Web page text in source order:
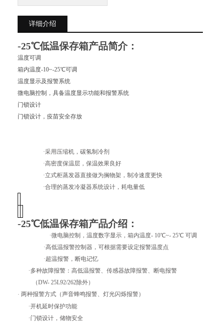
详细介绍
-25℃低温保存箱产品简介：
温度可调
箱内温度-10~-25℃可调
温度显示及报警系统
微电脑控制，具备温度显示功能和报警系统
门锁设计
门锁设计，疫苗安全存放
·采用压缩机，碳氢制冷剂
·高密度保温层，保温效果良好
·立式柜蒸发器直接做为搁物架，制冷速度更快
·合理的蒸发冷凝器系统设计，耗电量低
-25℃低温保存箱产品介绍：
·微电脑控制，温度数字显示，箱内温度- 10℃~- 25℃ 可调
·高低温报警控制器，可根据需要设定报警温度点
·超温报警，断电记忆
·多种故障报警：高低温报警、传感器故障报警、断电报警
（DW- 25L92/262除外）
· 两种报警方式（声音蜂鸣报警、灯光闪烁报警）
·开机延时保护功能
·门锁设计，储物安全